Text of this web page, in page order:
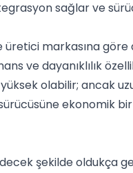
sağlar ve
markasına
ve dayanıklılık
olabilir; ancak
ekonomik
şekilde oldukça